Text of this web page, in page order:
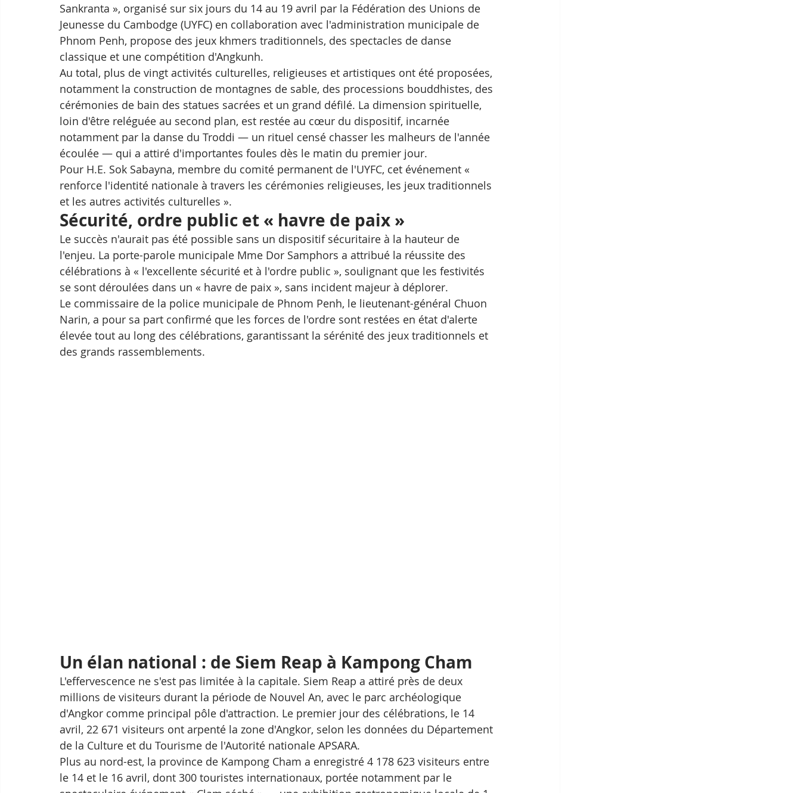
Sankranta », organisé sur six jours du 14 au 19 avril par la Fédération des Unions de
Jeunesse du Cambodge (UYFC) en collaboration avec l'administration municipale de
Phnom Penh, propose des jeux khmers traditionnels, des spectacles de danse
classique et une compétition d'Angkunh.
Au total, plus de vingt activités culturelles, religieuses et artistiques ont été proposées,
notamment la construction de montagnes de sable, des processions bouddhistes, des
cérémonies de bain des statues sacrées et un grand défilé. La dimension spirituelle,
loin d'être reléguée au second plan, est restée au cœur du dispositif, incarnée
notamment par la danse du Troddi — un rituel censé chasser les malheurs de l'année
écoulée — qui a attiré d'importantes foules dès le matin du premier jour.
Pour H.E. Sok Sabayna, membre du comité permanent de l'UYFC, cet événement «
renforce l'identité nationale à travers les cérémonies religieuses, les jeux traditionnels
et les autres activités culturelles ».
Sécurité, ordre public et « havre de paix »
Le succès n'aurait pas été possible sans un dispositif sécuritaire à la hauteur de
l'enjeu. La porte-parole municipale Mme Dor Samphors a attribué la réussite des
célébrations à « l'excellente sécurité et à l'ordre public », soulignant que les festivités
se sont déroulées dans un « havre de paix », sans incident majeur à déplorer.
Le commissaire de la police municipale de Phnom Penh, le lieutenant-général Chuon
Narin, a pour sa part confirmé que les forces de l'ordre sont restées en état d'alerte
élevée tout au long des célébrations, garantissant la sérénité des jeux traditionnels et
des grands rassemblements.
Un élan national : de Siem Reap à Kampong Cham
L'effervescence ne s'est pas limitée à la capitale. Siem Reap a attiré près de deux
millions de visiteurs durant la période de Nouvel An, avec le parc archéologique
d'Angkor comme principal pôle d'attraction. Le premier jour des célébrations, le 14
avril, 22 671 visiteurs ont arpenté la zone d'Angkor, selon les données du Département
de la Culture et du Tourisme de l'Autorité nationale APSARA.
Plus au nord-est, la province de Kampong Cham a enregistré 4 178 623 visiteurs entre
le 14 et le 16 avril, dont 300 touristes internationaux, portée notamment par le